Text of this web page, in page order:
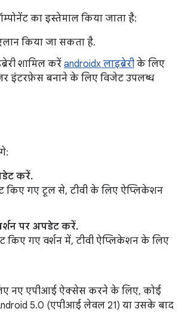
का इस्तेमाल किया जाता है:
किया जा सकता है.
शामिल करें androidx लाइब्रेरी के लिए
इंटरफ़ेस बनाने के लिए विजेट उपलब्ध
करें.
किए गए टूल से, टीवी के लिए ऐप्लिकेशन
पर अपडेट करें.
किए गए वर्शन में, टीवी ऐप्लिकेशन के लिए
नए एपीआई ऐक्सेस करने के लिए, कोई
5.0 (एपीआई लेवल 21) या उसके बाद